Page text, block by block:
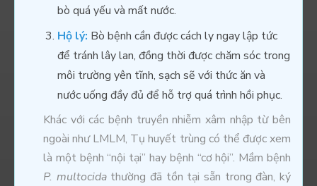
bò quá yếu và mất nước.
Hộ lý: Bò bệnh cần được cách ly ngay lập tức
để tránh lây lan, đồng thời được chăm sóc trong
môi trường yên tĩnh, sạch sẽ với thức ăn và
nước uống đầy đủ để hỗ trợ quá trình hồi phục.
Khác với các bệnh truyền nhiễm xâm nhập từ bên
ngoài như LMLM, Tụ huyết trùng có thể được xem
là một bệnh “nội tại” hay bệnh “cơ hội”. Mầm bệnh
P. multocidathường đã tồn tại sẵn trong đàn, ký